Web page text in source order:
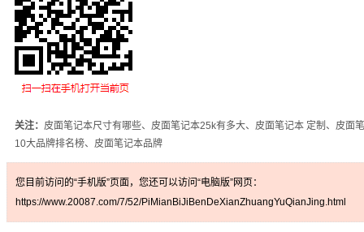
关注： 皮面笔记本尺寸有哪些、皮面笔记本25k有多大、皮面笔记本 定制、皮面
10大品牌排名榜、皮面笔记本品牌
您目前访问的“手机版”页面，您还可以访问“电脑版”网页：
https://www.20087.com/7/52/PiMianBiJiBenDeXianZhuangYuQianJing.html